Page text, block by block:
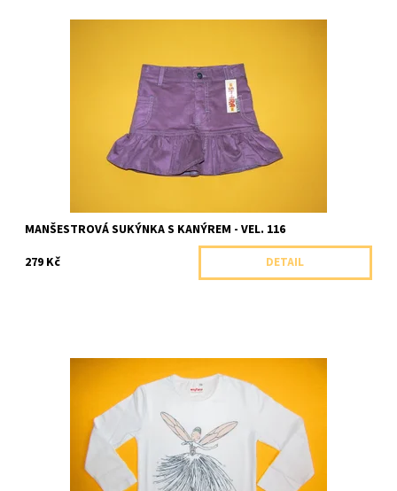
Skladem 1 ks
Shara, ČR
MANŠESTROVÁ SUKÝNKA S KANÝREM - VEL. 116
279 Kč
DETAIL
Krásné dívčí tričko s dlouhým rukávem s elegantním potiskem s
třpytivými brokátovými ozdobami.
Dostupnost:
Skladem 1 ks
Soňa Zemanová, ČR